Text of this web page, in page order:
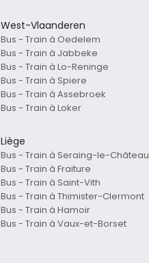
West-Vlaanderen
Bus - Train à Oedelem
Bus - Train à Jabbeke
Bus - Train à Lo-Reninge
Bus - Train à Spiere
Bus - Train à Assebroek
Bus - Train à Loker
Liège
Bus - Train à Seraing-le-Château
Bus - Train à Fraiture
Bus - Train à Saint-Vith
Bus - Train à Thimister-Clermont
Bus - Train à Hamoir
Bus - Train à Vaux-et-Borset